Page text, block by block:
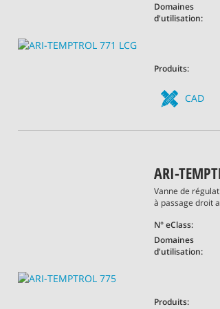
Domaines
d'utilisation:
Produits:
CAD
ARI-
Vanne de
à passage droit
N° eClass:
Domaines
d'utilisation:
Produits: